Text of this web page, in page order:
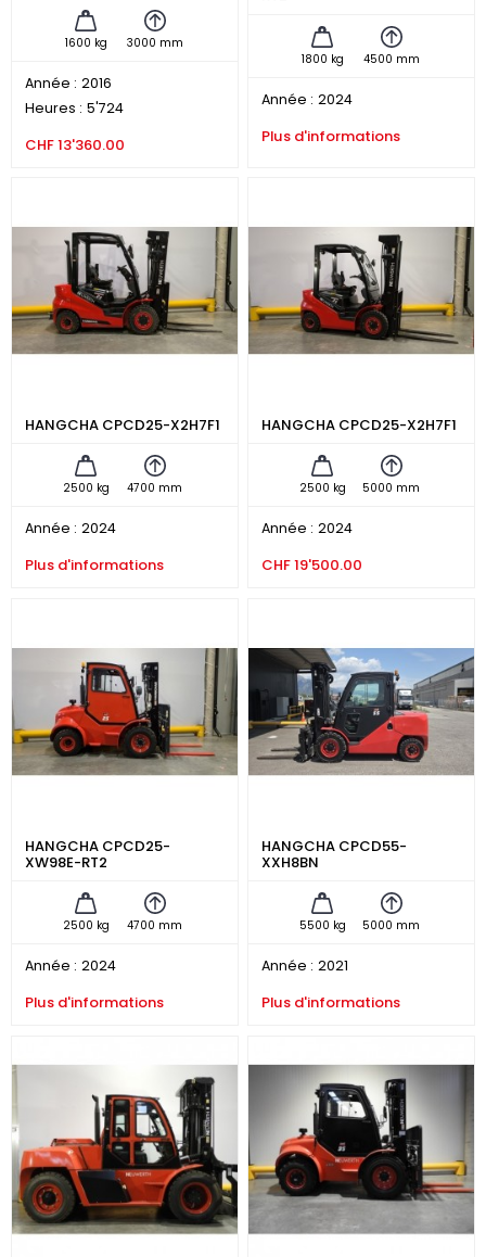
Année : 2016
Heures : 5'724
3000 mm
1600 kg
CHF 13'360.00
Année : 2024
4500 mm
1800 kg
Plus d'informations
HANGCHA CPCD25-X2H7F1
Année : 2024
4700 mm
2500 kg
Plus d'informations
HANGCHA CPCD25-X2H7F1
Année : 2024
5000 mm
2500 kg
CHF 19'500.00
HANGCHA CPCD25-
XW98E-RT2
Année : 2024
4700 mm
2500 kg
Plus d'informations
HANGCHA CPCD55-
XXH8BN
Année : 2021
5000 mm
5500 kg
Plus d'informations